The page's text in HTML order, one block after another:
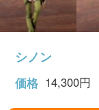
シノン
価格 14,300円